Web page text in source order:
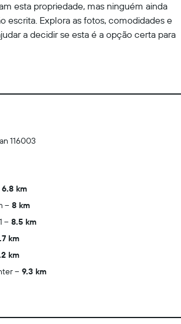
esta propriedade, mas ninguém ainda
escrita. Explora as fotos, comodidades e
a decidir se esta é a opção certa para
116003
6.8 km
8 km
8.5 km
km
km
9.3 km